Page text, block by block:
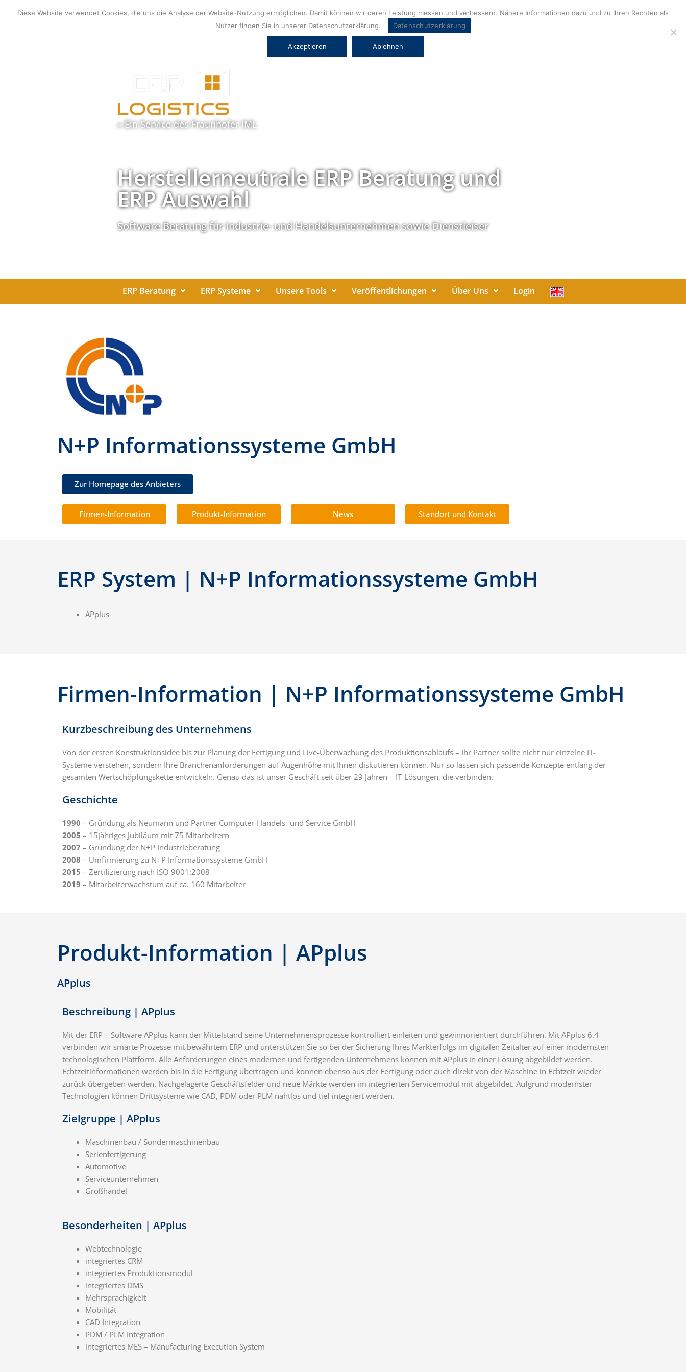
Inhalt
» Ein Service desFraunhofer IML
Herstellerneutrale ERP Beratung und
ERP Auswahl
Software Beratung für Industrie- und Handelsunternehmen sowie Dienstleiser
ERP Beratung ERP Systeme Unsere Tools Veröffentlichungen Über Uns Login
N+P Informationssysteme GmbH
Zur Homepage des Anbieters
Firmen-Information Produkt-Information News Standort und Kontakt
ERP System | N+P Informationssysteme GmbH
APplus
Firmen-Information | N+P Informationssysteme GmbH
Kurzbeschreibung des Unternehmens
Von der ersten Konstruktionsidee bis zur Planung der Fertigung und Live-Überwachung des Produktionsablaufs – Ihr Partner sollte nicht nur einzelne IT-
Systeme verstehen, sondern Ihre Branchenanforderungen auf Augenhöhe mit Ihnen diskutieren können. Nur so lassen sich passende Konzepte entlang der
gesamten Wertschöpfungskette entwickeln. Genau das ist unser Geschäft seit über 29 Jahren – IT-Lösungen, die verbinden.
Geschichte
1990 – Gründung als Neumann und Partner Computer-Handels- und Service GmbH
2005 – 15jähriges Jubiläum mit 75 Mitarbeitern
2007 – Gründung der N+P Industrieberatung
2008 – Umfirmierung zu N+P Informationssysteme GmbH
2015 – Zertifizierung nach ISO 9001:2008
2019 – Mitarbeiterwachstum auf ca. 160 Mitarbeiter
Produkt-Information | APplus
APplus
Beschreibung | APplus
Mit der ERP – Software APplus kann der Mittelstand seine Unternehmensprozesse kontrolliert einleiten und gewinnorientiert durchführen. Mit APplus 6.4
verbinden wir smarte Prozesse mit bewährtem ERP und unterstützen Sie so bei der Sicherung Ihres Markterfolgs im digitalen Zeitalter auf einer modernsten
technologischen Plattform. Alle Anforderungen eines modernen und fertigenden Unternehmens können mit APplus in einer Lösung abgebildet werden.
Echtzeitinformationen werden bis in die Fertigung übertragen und können ebenso aus der Fertigung oder auch direkt von der Maschine in Echtzeit wieder
zurück übergeben werden. Nachgelagerte Geschäftsfelder und neue Märkte werden im integrierten Servicemodul mit abgebildet. Aufgrund modernster
Technologien können Drittsysteme wie CAD, PDM oder PLM nahtlos und tief integriert werden.
Zielgruppe | APplus
Maschinenbau / Sondermaschinenbau
Serienfertigerung
Automotive
Serviceunternehmen
Großhandel
Besonderheiten | APplus
Webtechnologie
integriertes CRM
integriertes Produktionsmodul
integriertes DMS
Mehrsprachigkeit
Mobilität
CAD Integration
PDM / PLM Integration
integriertes MES – Manufacturing Execution System
Diese Website verwendet Cookies, die uns die Analyse der Website-Nutzung ermöglichen. Damit können wir deren Leistung messen und verbessern. Nähere Informationen dazu und zu Ihren Rechten als
Nutzer finden Sie in unserer Datenschutzerklärung.
Datenschutzerklärung
Akzeptieren Ablehnen